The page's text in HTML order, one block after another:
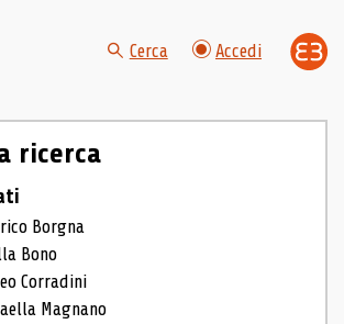
Cerca Accedi
ricerca
Borgna
Bono
Corradini
Magnano